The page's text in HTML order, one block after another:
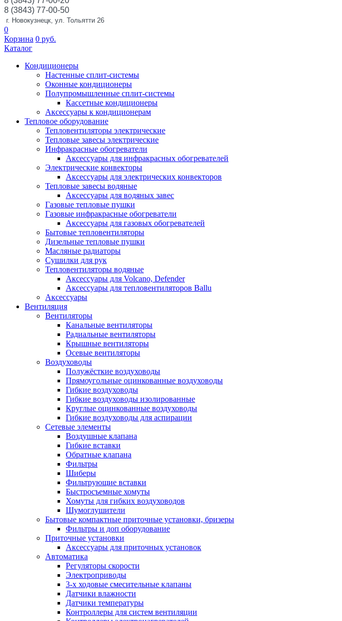
8 (3843) 77-00-50
г. Новокузнецк, ул. Тольятти 26
0
Корзина 0 руб.
Каталог
Кондиционеры
Настенные сплит-системы
Оконные кондиционеры
Полупромышленные сплит-системы
Кассетные кондиционеры
Аксессуары к кондиционерам
Тепловое оборудование
Тепловентиляторы электрические
Тепловые завесы электрические
Инфракрасные обогреватели
Аксессуары для инфракрасных обогревателей
Электрические конвекторы
Аксессуары для электрических конвекторов
Тепловые завесы водяные
Аксессуары для водяных завес
Газовые тепловые пушки
Газовые инфракрасные обогреватели
Аксессуары для газовых обогревателей
Бытовые тепловентиляторы
Дизельные тепловые пушки
Масляные радиаторы
Сушилки для рук
Тепловентиляторы водяные
Аксессуары для Volcano, Defender
Аксессуары для тепловентиляторов Ballu
Аксессуары
Вентиляция
Вентиляторы
Канальные вентиляторы
Радиальные вентиляторы
Крышные вентиляторы
Осевые вентиляторы
Воздуховоды
Полужёсткие воздуховоды
Прямоугольные оцинкованные воздуховоды
Гибкие воздуховоды
Гибкие воздуховоды изолированные
Круглые оцинкованные воздуховоды
Гибкие воздуховоды для аспирации
Сетевые элементы
Воздушные клапана
Гибкие вставки
Обратные клапана
Фильтры
Шиберы
Фильтрующие вставки
Быстросъемные хомуты
Хомуты для гибких воздуховодов
Шумоглушители
Бытовые компактные приточные установки, бризеры
Фильтры и доп оборудование
Приточные установки
Аксессуары для приточных установок
Автоматика
Регуляторы скорости
Электроприводы
3-х ходовые смесительные клапаны
Датчики влажности
Датчики температуры
Контроллеры для систем вентиляции